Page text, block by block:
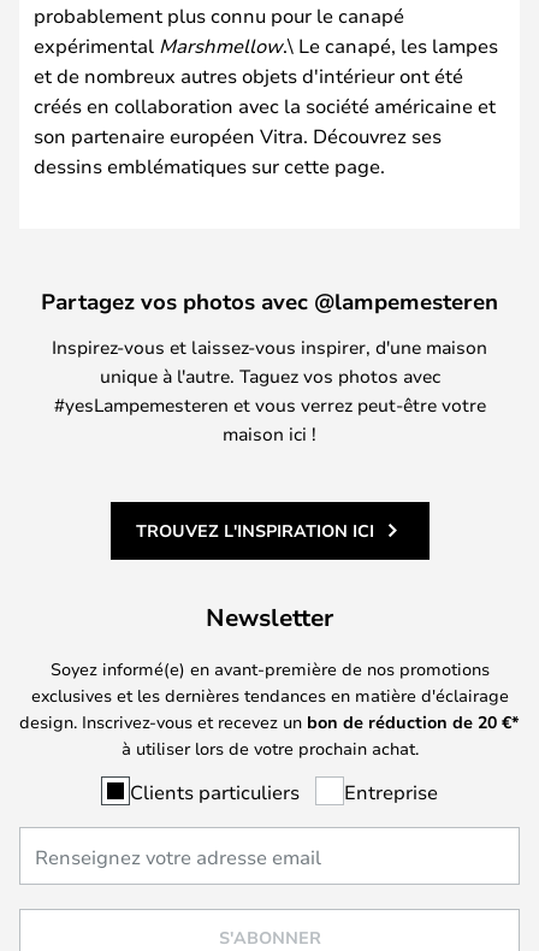
probablement plus connu pour le canapé
expérimental Marshmellow.\ Le canapé, les lampes
et de nombreux autres objets d'intérieur ont été
créés en collaboration avec la société américaine et
son partenaire européen Vitra. Découvrez ses
dessins emblématiques sur cette page.
Partagez vos photos avec @lampemesteren
Inspirez-vous et laissez-vous inspirer, d'une maison
unique à l'autre. Taguez vos photos avec
#yesLampemesteren et vous verrez peut-être votre
maison ici !
TROUVEZ L'INSPIRATION ICI
Newsletter
Soyez informé(e) en avant-première de nos promotions
exclusives et les dernières tendances en matière d'éclairage
design. Inscrivez-vous et recevez un bon de réduction de 20 €*
à utiliser lors de votre prochain achat.
Clients particuliers Entreprise
S'ABONNER